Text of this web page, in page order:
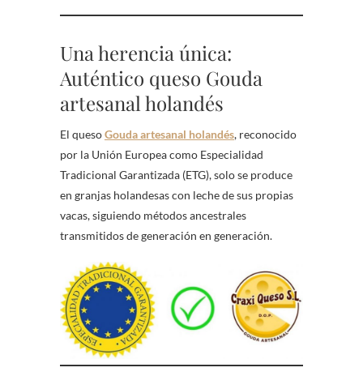
Una herencia única:
Auténtico queso Gouda
artesanal holandés
El quesoGouda artesanal holandés, reconocido
por la Unión Europea como Especialidad
Tradicional Garantizada (ETG), solo se produce
en granjas holandesas con leche de sus propias
vacas, siguiendo métodos ancestrales
transmitidos de generación en generación.